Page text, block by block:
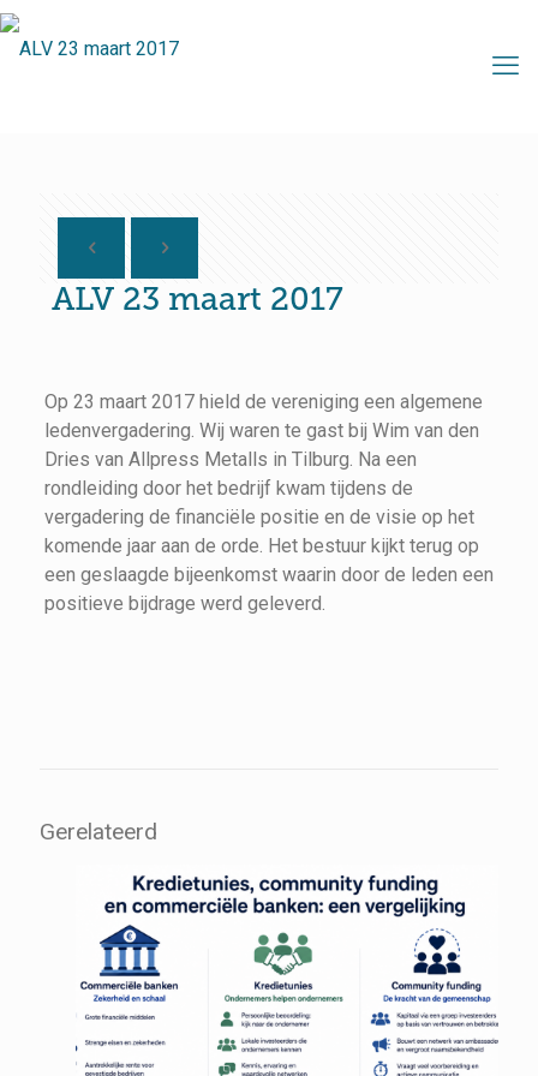
ALV 23 maart 2017
Op 23 maart 2017 hield de vereniging een algemene
ledenvergadering. Wij waren te gast bij Wim van den
Dries van Allpress Metalls in Tilburg. Na een
rondleiding door het bedrijf kwam tijdens de
vergadering de financiële positie en de visie op het
komende jaar aan de orde. Het bestuur kijkt terug op
een geslaagde bijeenkomst waarin door de leden een
positieve bijdrage werd geleverd.
Gerelateerd